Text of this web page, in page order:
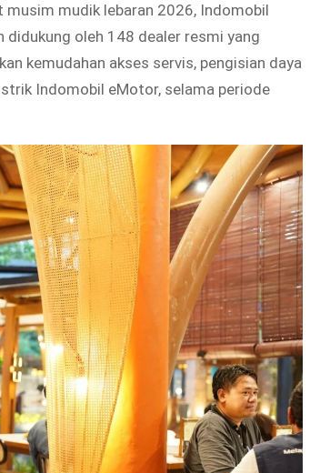
musim mudik lebaran 2026, Indomobil
didukung oleh 148 dealer resmi yang
kemudahan akses servis, pengisian daya
Indomobil eMotor, selama periode